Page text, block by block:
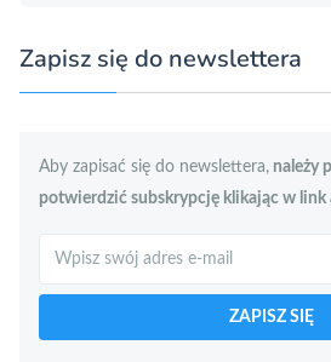
Zapisz się do newslettera
Aby zapisać się do newslettera, należy
potwierdzić subskrypcję klikając w link
Szukaj
ZAPISZ SIĘ